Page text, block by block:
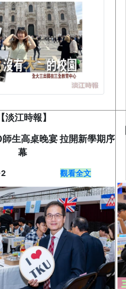
【淡江時報】
生高桌晚宴 拉開新學期序
幕
10-2 觀看全文